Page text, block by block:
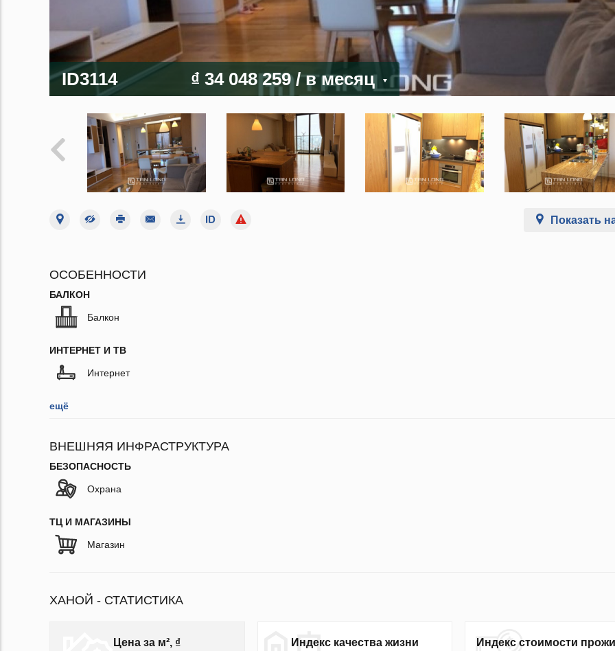
ID3114 ₫ 34 048 259/ в месяц
Показать
ОСОБЕННОСТИ
БАЛКОН
Балкон
ИНТЕРНЕТ И ТВ
Интернет
ещё
ВНЕШНЯЯ ИНФРАСТРУКТУРА
БЕЗОПАСНОСТЬ
Охрана
ТЦ И МАГАЗИНЫ
Магазин
ХАНОЙ - СТАТИСТИКА
Цена за м², ₫ Индекс качества жизни Индекс стоимости